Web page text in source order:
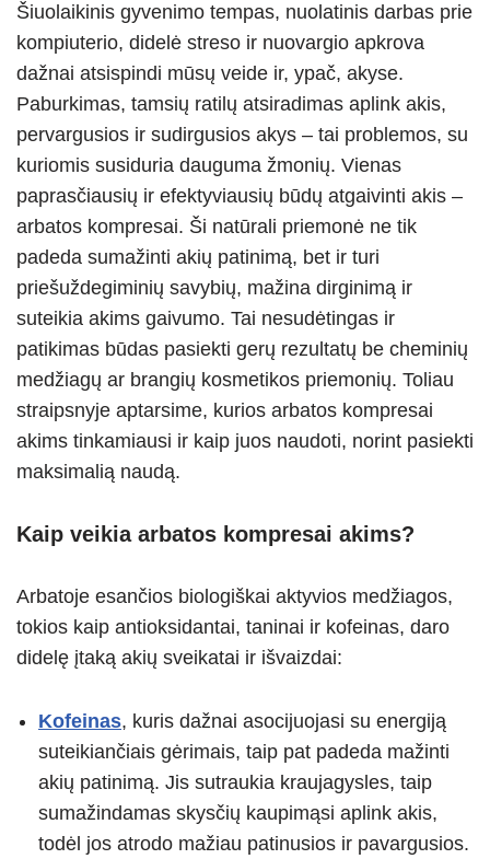
p
p
m g
er
o
o
k
Šiuolaikinis gyvenimo tempas, nuolatinis darbas prie
kompiuterio, didelė streso ir nuovargio apkrova
dažnai atsispindi mūsų veide ir, ypač, akyse.
Paburkimas, tamsių ratilų atsiradimas aplink akis,
pervargusios ir sudirgusios akys – tai problemos, su
kuriomis susiduria dauguma žmonių. Vienas
paprasčiausių ir efektyviausių būdų atgaivinti akis –
arbatos kompresai. Ši natūrali priemonė ne tik
padeda sumažinti akių patinimą, bet ir turi
priešuždegiminių savybių, mažina dirginimą ir
suteikia akims gaivumo. Tai nesudėtingas ir
patikimas būdas pasiekti gerų rezultatų be cheminių
medžiagų ar brangių kosmetikos priemonių. Toliau
straipsnyje aptarsime, kurios arbatos kompresai
akims tinkamiausi ir kaip juos naudoti, norint pasiekti
maksimalią naudą.
Kaip veikia arbatos kompresai akims?
Arbatoje esančios biologiškai aktyvios medžiagos,
tokios kaip antioksidantai, taninai ir kofeinas, daro
didelę įtaką akių sveikatai ir išvaizdai:
Kofeinas, kuris dažnai asocijuojasi su energiją
suteikiančiais gėrimais, taip pat padeda mažinti
akių patinimą. Jis sutraukia kraujagysles, taip
sumažindamas skysčių kaupimąsi aplink akis,
todėl jos atrodo mažiau patinusios ir pavargusios.